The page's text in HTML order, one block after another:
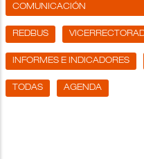
COMUNICACIÓN
REDBUS
INFORMES E INDICADORES
TODAS AGENDA